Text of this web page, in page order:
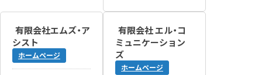
有限会社エムズ・ア
シスト
ホームページ
有限会社 エル・コ
ミュニケーション
ズ
ホームページ